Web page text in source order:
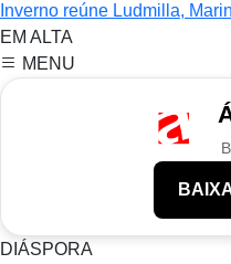
Inverno reúne Ludmilla,
EM ALTA
MENU
DIÁSPORA